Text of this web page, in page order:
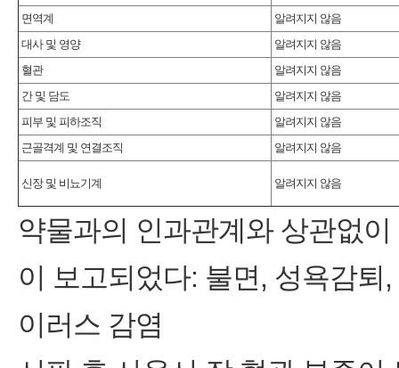
면역계
알려지지 않음
대사 및 영양
알려지지 않음
혈관
알려지지 않음
간 및 담도
알려지지 않음
피부 및 피하조직
알려지지 않음
근골격계 및 연결조직
알려지지 않음
신장 및 비뇨기계 알려지지 않음
약물과의 인과관계와 상관없
이 보고되었다: 불면, 성욕감
이러스 감염